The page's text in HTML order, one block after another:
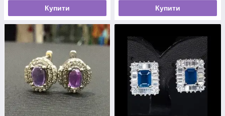
Купити Купити